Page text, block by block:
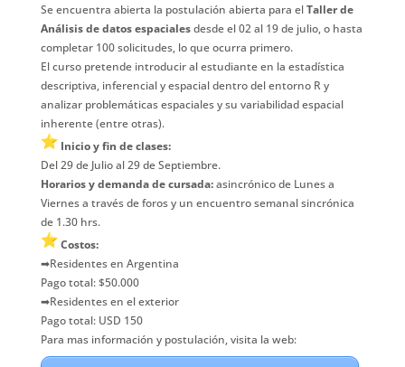
Se encuentra abierta la postulación abierta para elTaller de
Análisis de datos espacialesdesde el 02 al 19 de julio, o hasta
completar 100 solicitudes, lo que ocurra primero.
El curso pretende introducir al estudiante en la estadística
descriptiva, inferencial y espacial dentro del entorno R y
analizar problemáticas espaciales y su variabilidad espacial
inherente (entre otras).
Inicio y fin de clases:
Del 29 de Julio al 29 de Septiembre.
Horarios y demanda de cursada:asincrónico de Lunes a
Viernes a través de foros y un encuentro semanal sincrónica
de 1.30 hrs.
Costos:
➡Residentes en Argentina
Pago total: $50.000
➡Residentes en el exterior
Pago total: USD 150
Para mas información y postulación, visita la web: